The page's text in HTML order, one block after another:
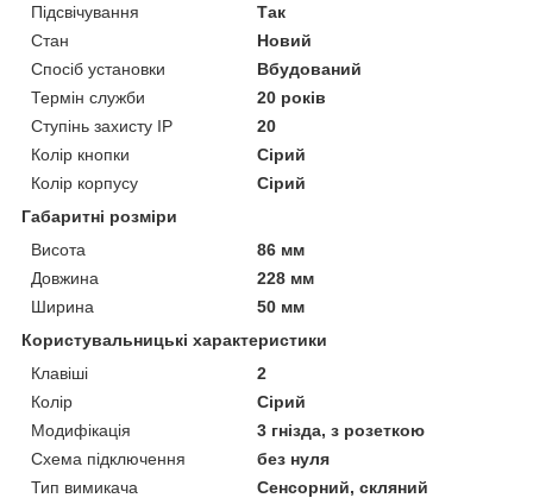
Підсвічування
Так
Стан
Новий
Спосіб установки
Вбудований
Термін служби
20 років
Ступінь захисту IP
20
Колір кнопки
Сірий
Колір корпусу
Сірий
Габаритні розміри
Висота
86 мм
Довжина
228 мм
Ширина
50 мм
Користувальницькі характеристики
Клавіші
2
Колір
Сірий
Модифікація
3 гнізда, з розеткою
Схема підключення
без нуля
Тип вимикача
Сенсорний, скляний